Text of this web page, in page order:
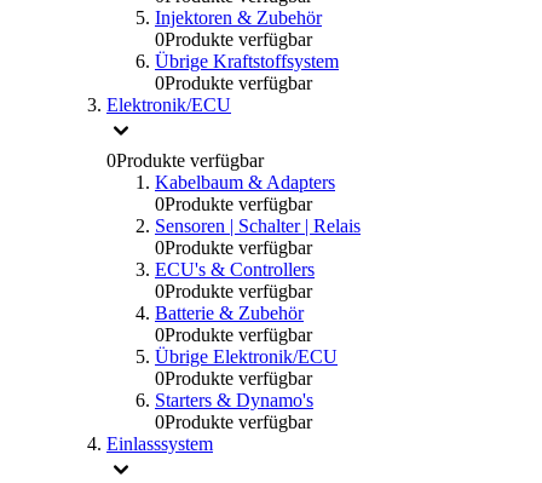
Injektoren & Zubehör
0Produkte verfügbar
Übrige Kraftstoffsystem
0Produkte verfügbar
Elektronik/ECU
0Produkte verfügbar
Kabelbaum & Adapters
0Produkte verfügbar
Sensoren | Schalter | Relais
0Produkte verfügbar
ECU's & Controllers
0Produkte verfügbar
Batterie & Zubehör
0Produkte verfügbar
Übrige Elektronik/ECU
0Produkte verfügbar
Starters & Dynamo's
0Produkte verfügbar
Einlasssystem